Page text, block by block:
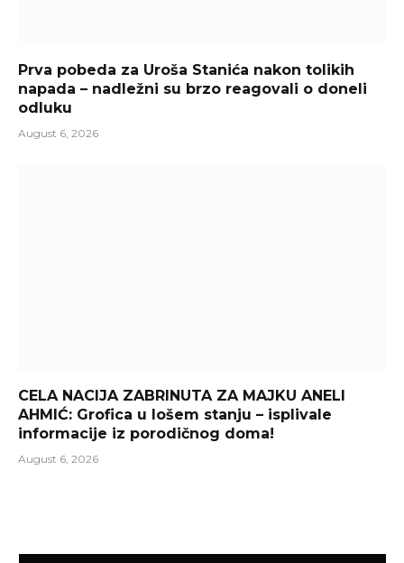
Prva pobeda za Uroša Stanića nakon tolikih
napada – nadležni su brzo reagovali o doneli
odluku
August 6, 2026
CELA NACIJA ZABRINUTA ZA MAJKU ANELI
AHMIĆ: Grofica u lošem stanju – isplivale
informacije iz porodičnog doma!
August 6, 2026